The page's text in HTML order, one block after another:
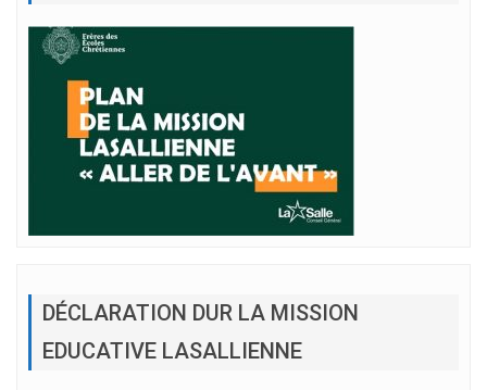
DÉCLARATION DUR LA MISSION
EDUCATIVE LASALLIENNE